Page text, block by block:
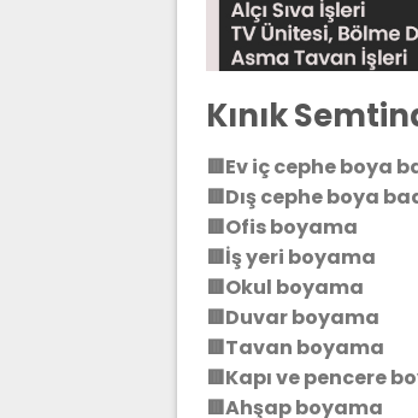
Kınık
🟥Ev iç cephe boya
🟥Dış cephe boya
🟥Ofis boyama
🟥İş yeri boyama
🟥Okul boyama
🟥Duvar boyama
🟥Tavan boyama
🟥Kapı ve pencere
🟥Ahşap boyama